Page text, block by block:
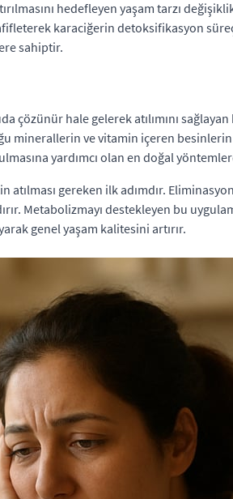
hedefleyen yaşam tarzı
karaciğerin detoksifikasyon
sahiptir.
hale gelerek atılımını
ve vitamin içeren besinlerin
yardımcı olan en doğal
gereken ilk adımdır.
Metabolizmayı destekleyen bu
genel yaşam kalitesini artırır.